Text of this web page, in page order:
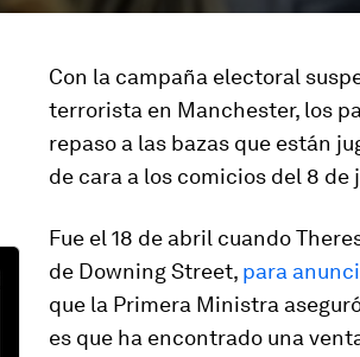
Con la campaña electoral
terrorista en Manchester, los
repaso a las bazas que están
de cara a los comicios del 8 de
Fue el 18 de abril cuando
de Downing Street, para
que la Primera Ministra
es que ha encontrado una